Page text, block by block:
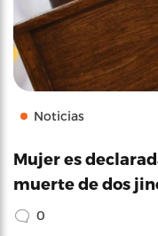
Noticias
Mujer es
muerte de dos
0